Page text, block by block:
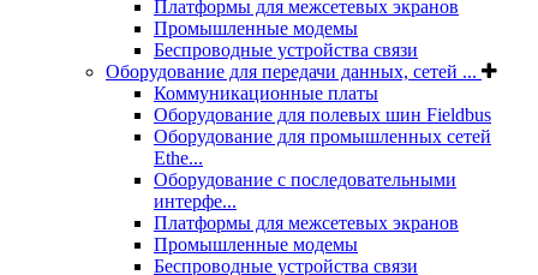
Платформы для межсетевых экранов
Промышленные модемы
Беспроводные устройства связи
Оборудование для передачи данных, сетей ...
Коммуникационные платы
Оборудование для полевых шин Fieldbus
Оборудование для промышленных сетей
Ethe...
Оборудование с последовательными
интерфе...
Платформы для межсетевых экранов
Промышленные модемы
Беспроводные устройства связи